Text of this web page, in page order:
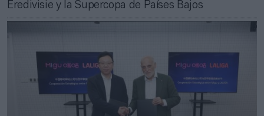
Eredivisie y la Supercopa de Países Bajos